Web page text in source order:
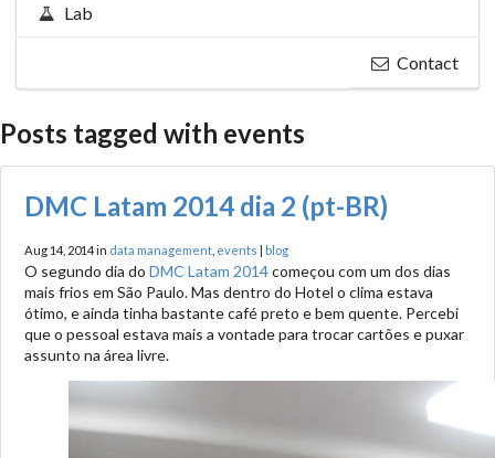
Lab
Contact
Posts tagged with events
DMC Latam 2014 dia 2 (pt-BR)
Aug 14, 2014 in data management events | blog
O segundo dia do DMC Latam 2014começou com um dos dias
mais frios em São Paulo. Mas dentro do Hotel o clima estava
ótimo, e ainda tinha bastante café preto e bem quente. Percebi
que o pessoal estava mais a vontade para trocar cartões e puxar
assunto na área livre.